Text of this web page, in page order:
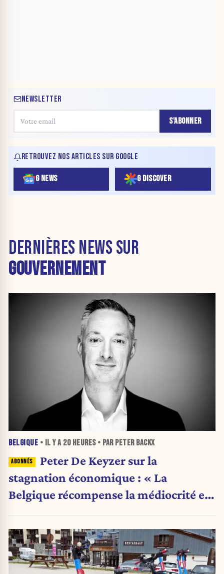
NEWSLETTER
S'ABONNER
RETROUVEZ NOS ARTICLES SUR GOOGLE
G NEWS G DISCOVER
DERNIÈRES NEWS SUR
GOUVERNEMENT
BELGIQUE • IL Y A 20 HEURES• PAR PETER BACKX
Peter De Keyzer sur la
stagnation économique : « La
Belgique récompense la médiocrité et